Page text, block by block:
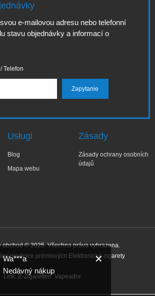
e-mailovou adresu nebo telefonní
stavu objednávky a informací o
Telefon
Usługi
Blog
Mapa webu
Zásady
Zásady ochrany osobních
údajů
obchod © 2025. Všechna práva vyhrazena.
prodejce prémiových Elektronické cigarety
Link: E-Zigaretten Vapeador
✕
Wa***a
Nedávný nákup